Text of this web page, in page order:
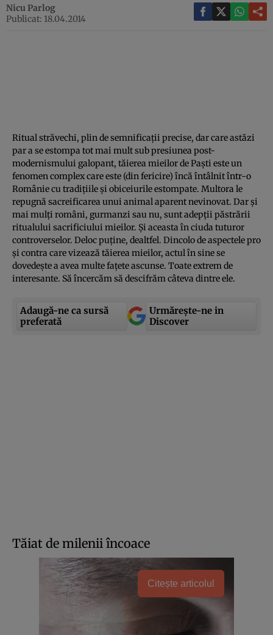
Nicu Parlog
Publicat: 18.04.2014
Ritual străvechi, plin de semnificaţii precise, dar care astăzi
par a se estompa tot mai mult sub presiunea post-
modernismului galopant, tăierea mieilor de Paşti este un
fenomen complex care este (din fericire) încă întâlnit într-o
Românie cu tradiţiile şi obiceiurile estompate. Multora le
repugnă sacreificarea unui animal aparent nevinovat. Dar şi
mai mulţi români, gurmanzi sau nu, sunt adepţii păstrării
ritualului sacrificiului mieilor. Şi aceasta în ciuda tuturor
controverselor. Deloc puţine, dealtfel. Dincolo de aspectele pro
şi contra care vizează tăierea mieilor, actul în sine se
dovedeşte a avea multe faţete ascunse. Toate extrem de
interesante. Să încercăm să descifrăm câteva dintre ele.
Adaugă-ne ca sursă
preferată
Urmărește-ne in
Discover
Tăiat de milenii încoace
Citește articolul